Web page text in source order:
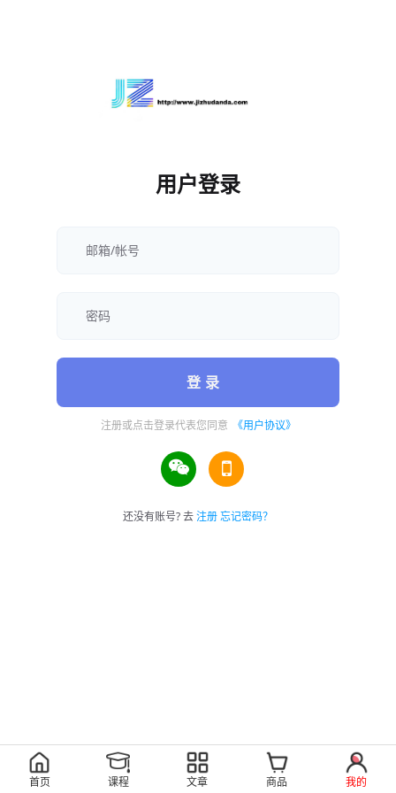
用户登录
登 录
注册或点击登录代表您同意 《用户协议》
还没有账号? 去注册忘记密码？
首页 课程 文章 商品 我的